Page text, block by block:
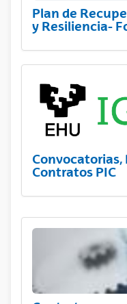
Plan de
y Resiliencia-
Convocatorias,
Contratos PIC